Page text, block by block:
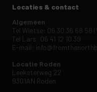
Locaties & contact
Algemeen
Tel Wietse: 06 30 36 68 58
Tel Lars: 06 41 12 10 39
E-mail:
Locatie Roden
Leeksterweg 22
9301AN Roden